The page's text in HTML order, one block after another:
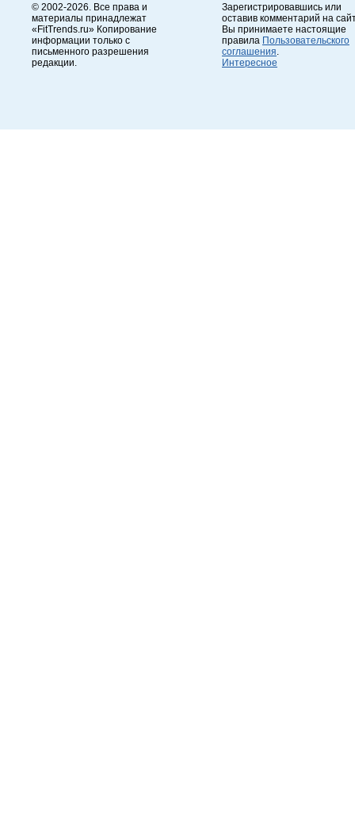
© 2002-2026. Все права и
материалы принадлежат
«FitTrends.ru» Копирование
информации только с
письменного разрешения
редакции.
Зарегистрировавшись или
оставив комментарий на
Вы принимаете настоящие
правила Пользовательского
соглашения
Интересное